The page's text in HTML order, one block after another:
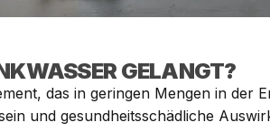
GELANGT?
das in geringen Mengen in
und gesundheitsschädliche